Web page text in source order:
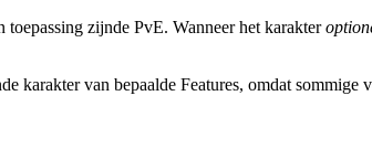
zijnde PvE. Wanneer het karakter
karakter van bepaalde Features, omdat sommige